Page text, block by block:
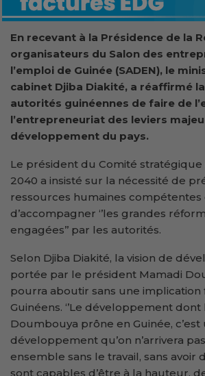
En recevant à la Présidence de la
organisateurs du Salon des
l’emploi de Guinée (SADEN), le
cabinet Djiba Diakité, a réaffirmé
autorités guinéennes de faire de
l’entrepreneuriat des leviers
développement du pays.
Le président du Comité stratégique
2040 a insisté sur la nécessité de
ressources humaines compétentes
d’accompagner ‘’les grandes
engagées’’ par les autorités.
Selon Djiba Diakité, la vision de
portée par le président Mamadi
pourra aboutir sans une implication
Guinéens. ‘’Le développement
Doumbouya prône en Guinée, c’est
développement qu’on n’arrivera
ensemble sans le travail, sans avoir
sont capables d’être à la hauteur,